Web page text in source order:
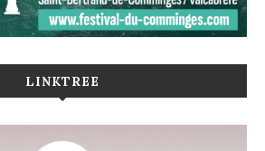
LINKTREE